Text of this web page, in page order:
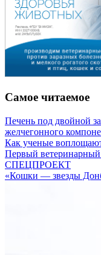
Самое читаемое
Печень под двойной
желчегонного
Как ученые
Первый ветеринарный
СПЕЦПРОЕКТ
«Кошки — звезды